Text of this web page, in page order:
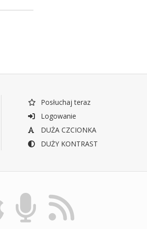
Posłuchaj teraz
Logowanie
DUŻA CZCIONKA
DUŻY KONTRAST